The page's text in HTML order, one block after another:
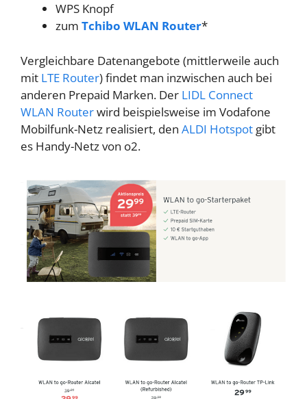
WPS Knopf
zum Tchibo WLAN Router*
Vergleichbare Datenangebote (mittlerweile auch
mit LTE Router) findet man inzwischen auch bei
anderen Prepaid Marken. Der LIDL Connect
WLAN Routerwird beispielsweise im Vodafone
Mobilfunk-Netz realisiert, den ALDI Hotspot gibt
es Handy-Netz von o2.